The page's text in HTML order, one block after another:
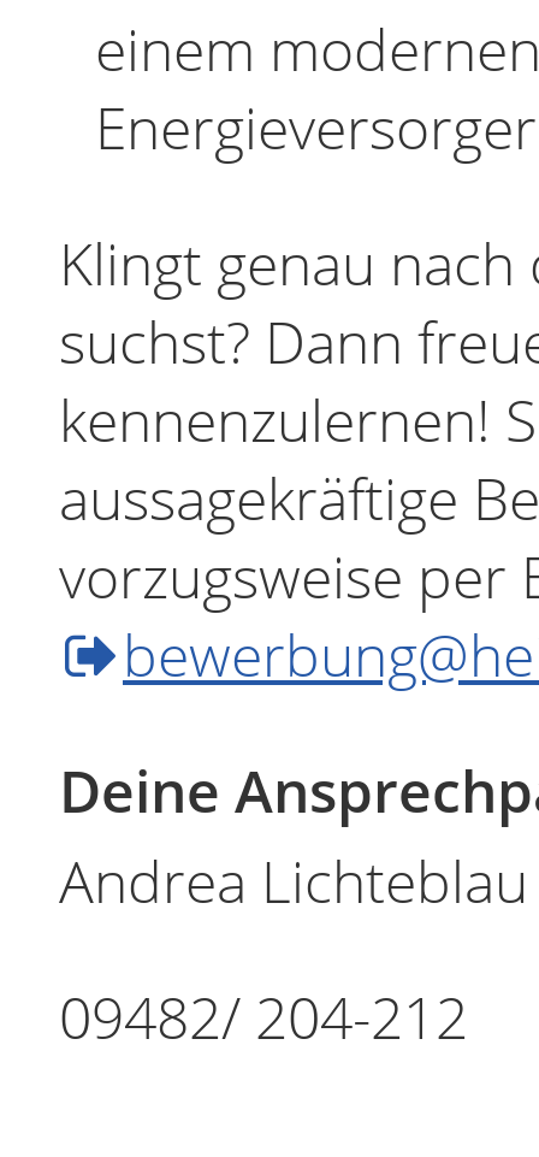
einem
Energieversorger
Klingt genau
suchst? Dann
kennenzulernen!
aussagekräftige
vorzugsweise per
Deine
Andrea Lichteblau
09482/ 204-212